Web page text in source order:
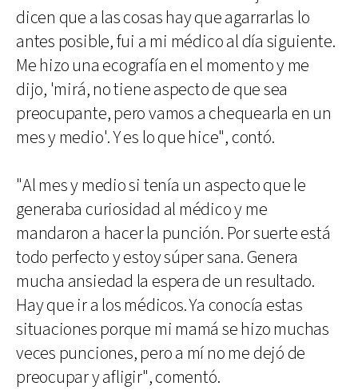
dicen que a las cosas hay que agarrarlas lo
antes posible, fui a mi médico al día siguiente.
Me hizo una ecografía en el momento y me
dijo, 'mirá, no tiene aspecto de que sea
preocupante, pero vamos a chequearla en un
mes y medio'. Y es lo que hice", contó.
"Al mes y medio si tenía un aspecto que le
generaba curiosidad al médico y me
mandaron a hacer la punción. Por suerte está
todo perfecto y estoy súper sana. Genera
mucha ansiedad la espera de un resultado.
Hay que ir a los médicos. Ya conocía estas
situaciones porque mi mamá se hizo muchas
veces punciones, pero a mí no me dejó de
preocupar y afligir", comentó.